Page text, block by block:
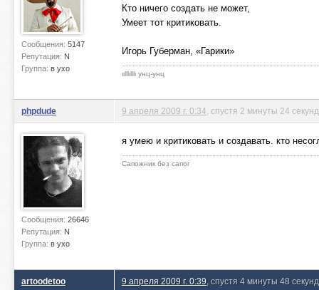
Сообщения: 5147
Репутация: N
Группа: в ухо
Кто ничего создать не может,
Умеет тот критиковать.
Игорь Губерман, «Гарики»
ιιlllιlllι унц-унц
phpdude
Сообщения: 26646
Репутация: N
Группа: в ухо
9 апреля 2009 г. 0:34 , спустя 2 минуты 24
я умею и критиковать и создавать. кто
Сапожник без сапог
artoodetoo 9 апреля 2009 г. 0:39 , спустя 4 минуты 48 секунд